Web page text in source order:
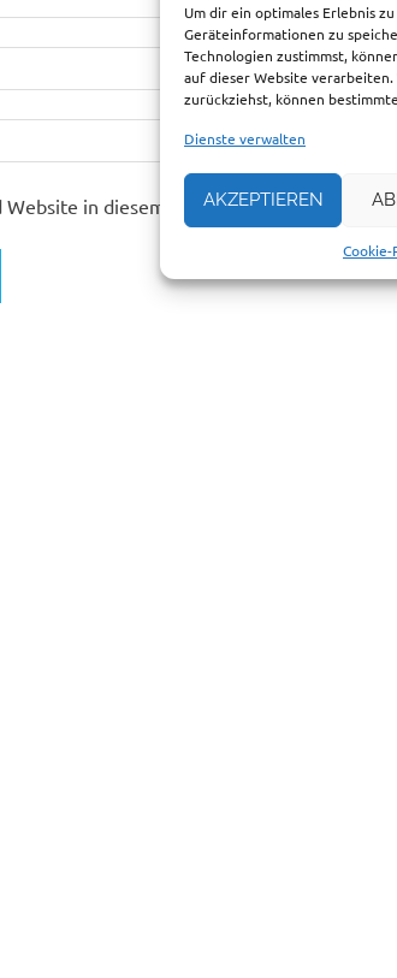
Um dir ein optimales Erlebnis
Geräteinformationen zu
Technologien zustimmst,
auf dieser Website
zurückziehst, können
Dienste verwalten
AKZEPTIEREN
Website in diesem Browser für meinen